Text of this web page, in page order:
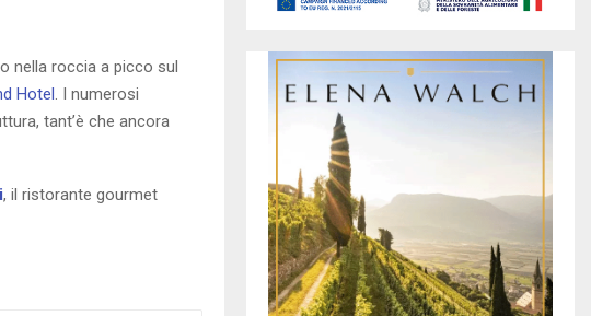
nella roccia a picco sul
Hotel . I numerosi
tant’è che ancora
, il ristorante gourmet